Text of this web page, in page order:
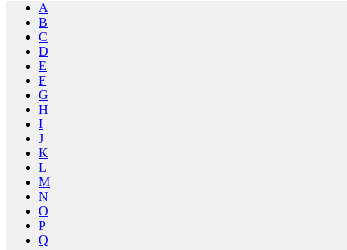
A
B
C
D
E
F
G
H
I
J
K
L
M
N
O
P
Q